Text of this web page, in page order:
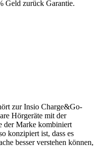
Geld zurück Garantie.
zur Insio Charge&Go-
Hörgeräte mit der
der Marke kombiniert
konzipiert ist, dass es
besser verstehen können,